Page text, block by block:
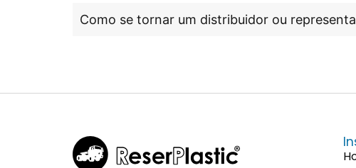
Como se tornar um distribuidor ou